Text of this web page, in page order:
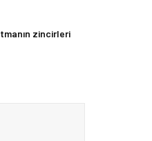
zincirleri